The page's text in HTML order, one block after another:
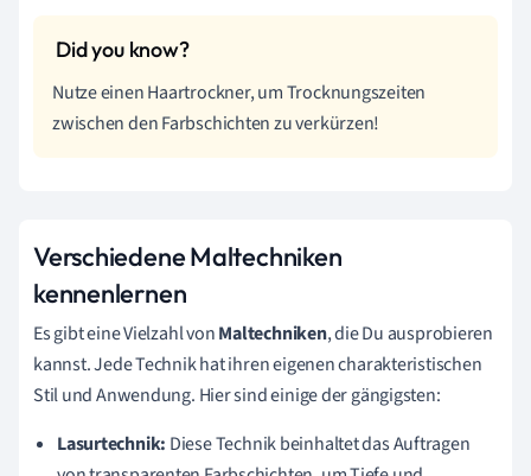
Nutze einen Haartrockner, um Trocknungszeiten
zwischen den Farbschichten zu verkürzen!
Verschiedene Maltechniken
kennenlernen
Es gibt eine Vielzahl vonMaltechniken, die Du ausprobieren
kannst. Jede Technik hat ihren eigenen charakteristischen
Stil und Anwendung. Hier sind einige der gängigsten:
Lasurtechnik: Diese Technik beinhaltet das Auftragen